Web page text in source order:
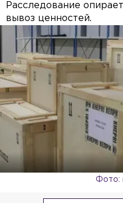
Расследование
вывоз ценностей.
Фото: